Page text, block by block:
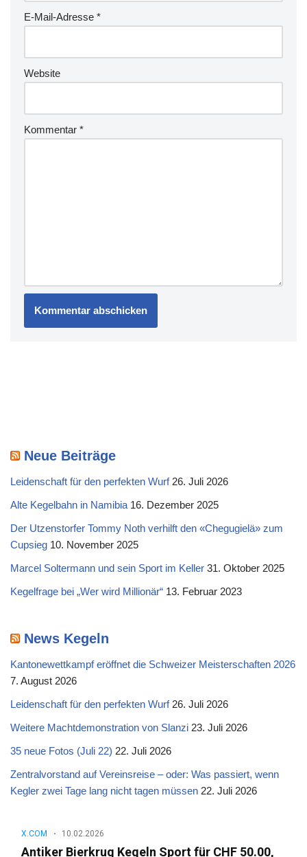
E-Mail-Adresse *
Website
Kommentar *
Neue Beiträge
Leidenschaft für den perfekten Wurf 26. Juli 2026
Alte Kegelbahn in Namibia 16. Dezember 2025
Der Utzenstorfer Tommy Noth verhilft den «Chegugielä» zum
Cupsieg 10. November 2025
Marcel Soltermann und sein Sport im Keller 31. Oktober 2025
Kegelfrage bei „Wer wird Millionär“ 13. Februar 2023
News Kegeln
Kantonewettkampf eröffnet die Schweizer Meisterschaften 2026
7. August 2026
Leidenschaft für den perfekten Wurf 26. Juli 2026
Weitere Machtdemonstration von Slanzi 23. Juli 2026
35 neue Fotos (Juli 22) 22. Juli 2026
Zentralvorstand auf Vereinsreise – oder: Was passiert, wenn
Kegler zwei Tage lang nicht tagen müssen 22. Juli 2026